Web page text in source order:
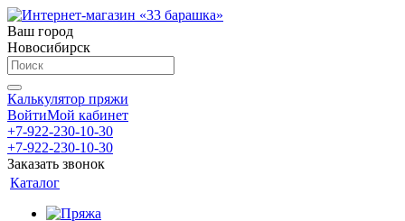
Ваш город
Новосибирск
Калькулятор пряжи
ВойтиМой кабинет
+7-922-230-10-30
+7-922-230-10-30
Заказать звонок
Каталог